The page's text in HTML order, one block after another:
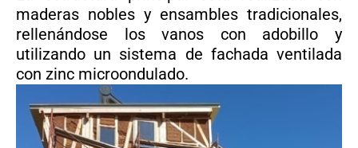
maderas nobles y ensambles tradicionales,
rellenándose los vanos con adobillo y
utilizando un sistema de fachada ventilada
con zinc microondulado.​